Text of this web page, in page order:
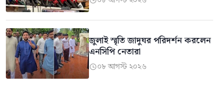
জুলাই স্মৃতি জাদুঘর পরিদর্শন করলেন
এনসিপি নেতারা
০৮ আগস্ট ২০২৬